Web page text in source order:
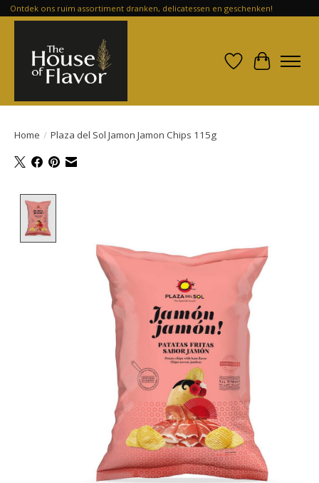
Ontdek ons ruim assortiment dranken, delicatessen en geschenken!
Verlanglijst
Home / Plaza del Sol Jamon Jamon Chips 115g